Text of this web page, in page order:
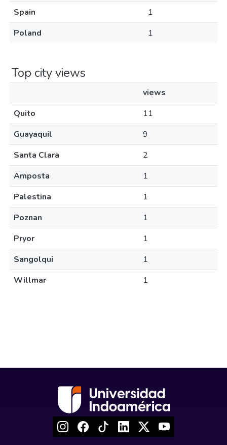
Spain
1
Poland
1
Top city views
views
Quito
11
Guayaquil
9
Santa Clara
2
Amposta
1
Palestina
1
Poznan
1
Pryor
1
Sangolqui
1
Willmar
1